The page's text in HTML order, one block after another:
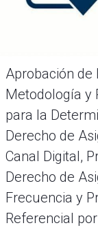
Aprobación de
Metodología y
para la
Derecho de
Canal Digital,
Derecho de
Frecuencia y
Referencial